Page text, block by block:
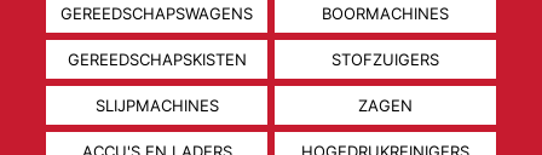
GEREEDSCHAPSWAGENS BOORMACHINES
GEREEDSCHAPSKISTEN STOFZUIGERS
SLIJPMACHINES ZAGEN